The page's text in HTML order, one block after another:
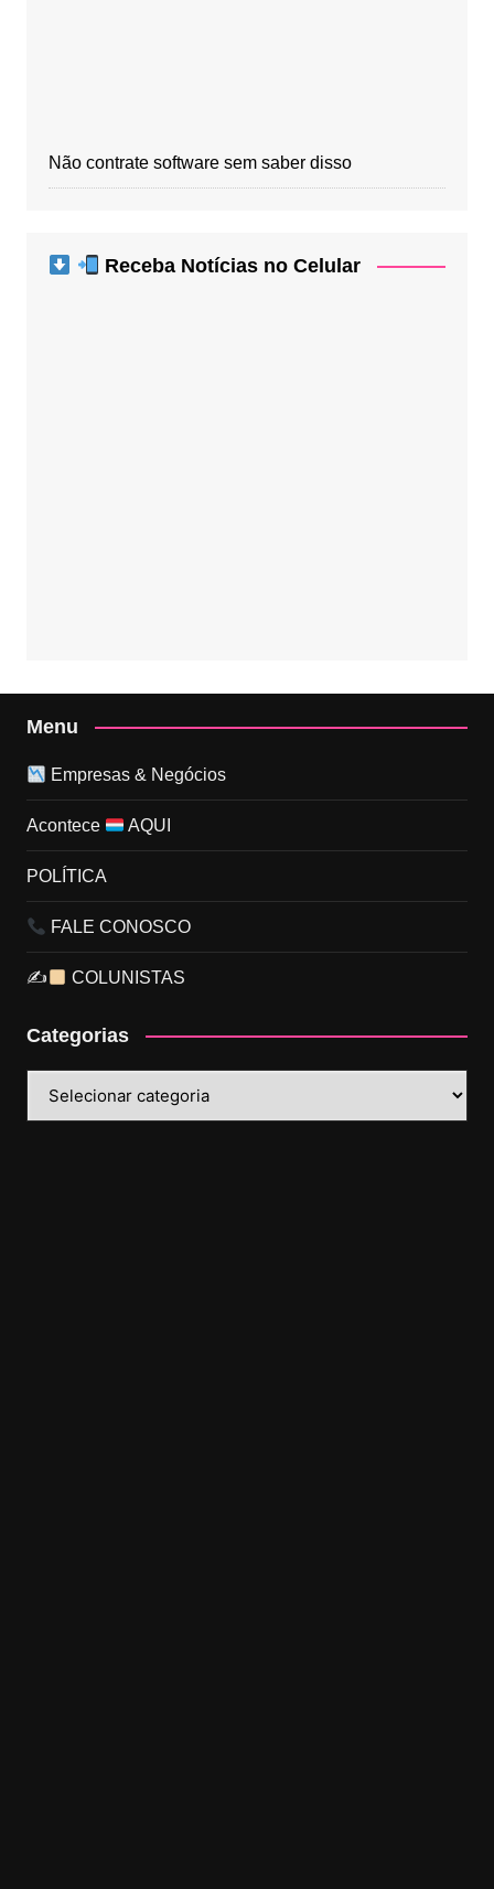
Não contrate software sem saber disso
Receba Notícias no Celular
Menu
Empresas & Negócios
Acontece AQUI
POLÍTICA
FALE CONOSCO
✍ COLUNISTAS
Categorias